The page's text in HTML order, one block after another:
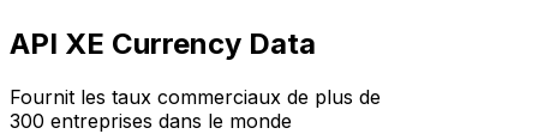
API XE Currency Data
Fournit les taux commerciaux de plus de
300 entreprises dans le monde